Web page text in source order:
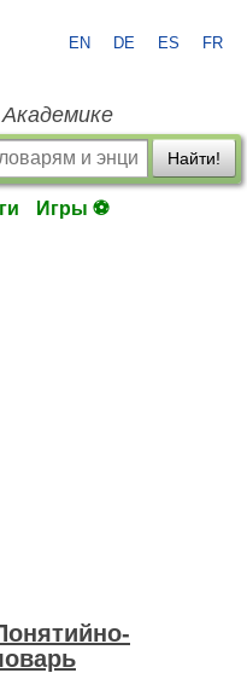
EN DE ES FR
Найти!
Игры ⚽